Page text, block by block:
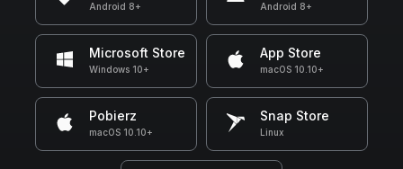
Android 8+ Android 8+
Microsoft Store
Windows 10+
App Store
macOS 10.10+
Pobierz
macOS 10.10+
Snap Store
Linux